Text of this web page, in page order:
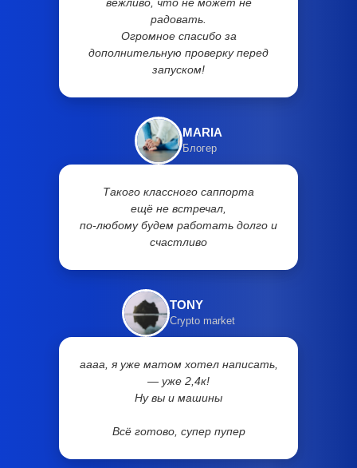
вежливо, что не может не
радовать.
Огромное спасибо за
дополнительную проверку перед
запуском!
MARIA
Блогер
Такого классного саппорта
ещё не встречал,
по-любому будем работать долго и
счастливо
TONY
Crypto market
аааа, я уже матом хотел написать,
— уже 2,4к!
Ну вы и машины
Всё готово, супер пупер